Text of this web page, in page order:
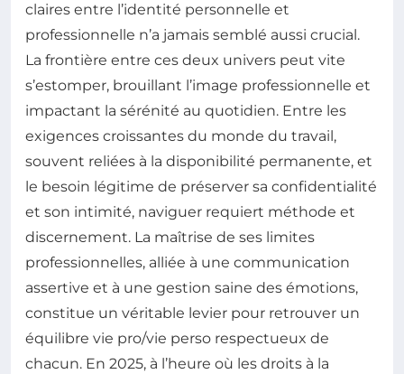
claires entre l’identité personnelle et
professionnelle n’a jamais semblé aussi crucial.
La frontière entre ces deux univers peut vite
s’estomper, brouillant l’image professionnelle et
impactant la sérénité au quotidien. Entre les
exigences croissantes du monde du travail,
souvent reliées à la disponibilité permanente, et
le besoin légitime de préserver sa confidentialité
et son intimité, naviguer requiert méthode et
discernement. La maîtrise de ses limites
professionnelles, alliée à une communication
assertive et à une gestion saine des émotions,
constitue un véritable levier pour retrouver un
équilibre vie pro/vie perso respectueux de
chacun. En 2025, à l’heure où les droits à la